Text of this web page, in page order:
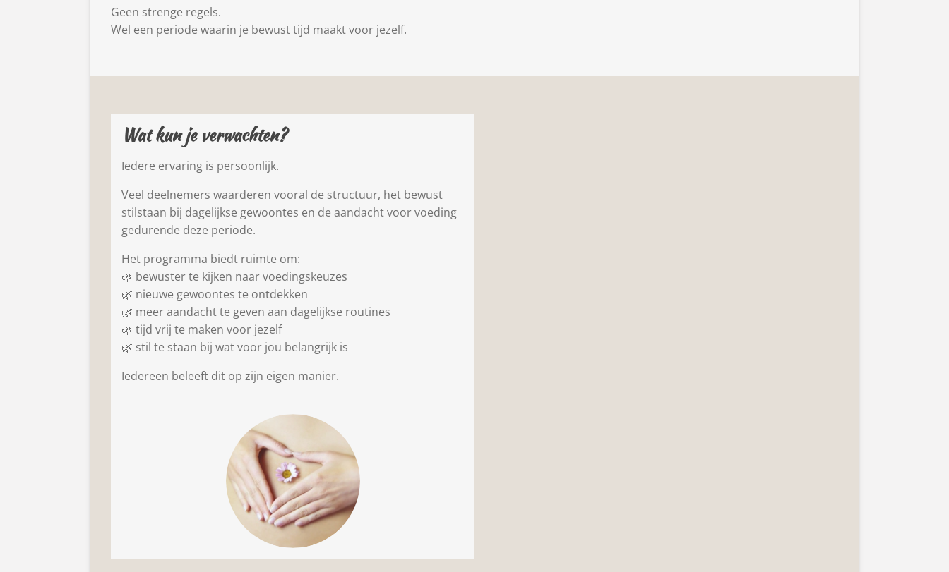
Geen strenge regels.
Wel een periode waarin je bewust tijd maakt voor jezelf.
Wat kun je verwachten?
Iedere ervaring is persoonlijk.
Veel deelnemers waarderen vooral de structuur, het bewust
stilstaan bij dagelijkse gewoontes en de aandacht voor voeding
gedurende deze periode.
Het programma biedt ruimte om:
🌿 bewuster te kijken naar voedingskeuzes
🌿 nieuwe gewoontes te ontdekken
🌿 meer aandacht te geven aan dagelijkse routines
🌿 tijd vrij te maken voor jezelf
🌿 stil te staan bij wat voor jou belangrijk is
Iedereen beleeft dit op zijn eigen manier.